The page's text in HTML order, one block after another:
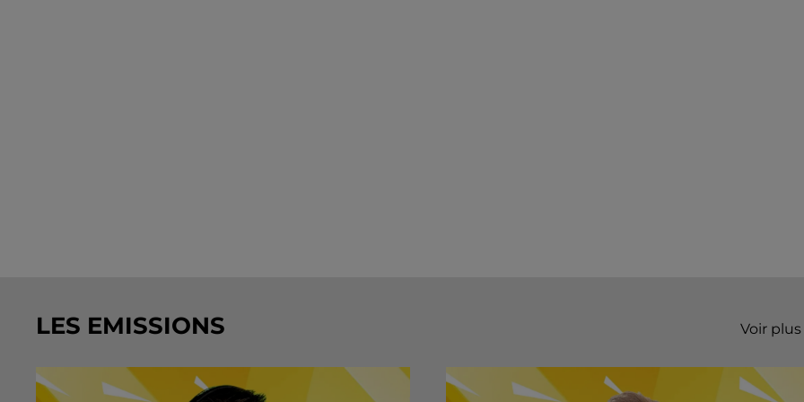
LES EMISSIONS Voir plus